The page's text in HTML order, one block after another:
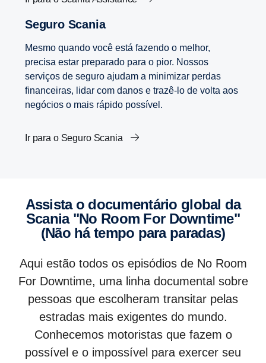
Seguro Scania
Mesmo quando você está fazendo o melhor,
precisa estar preparado para o pior. Nossos
serviços de seguro ajudam a minimizar perdas
financeiras, lidar com danos e trazê-lo de volta aos
negócios o mais rápido possível.
Ir para o Seguro Scania
Assista o documentário global da
Scania "No Room For Downtime"
(Não há tempo para paradas)
Aqui estão todos os episódios de No Room
For Downtime, uma linha documental sobre
pessoas que escolheram transitar pelas
estradas mais exigentes do mundo.
Conhecemos motoristas que fazem o
possível e o impossível para exercer seu